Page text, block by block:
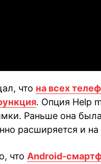
что на всех
. Опция Help
Раньше она
расширяется и
что Android-